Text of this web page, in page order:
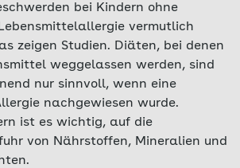
bei Kindern ohne
vermutlich
zeigen Studien. Diäten, bei denen
weggelassen werden, sind
nur sinnvoll, wenn eine
nachgewiesen wurde.
ist es wichtig, auf die
von Nährstoffen, Mineralien und